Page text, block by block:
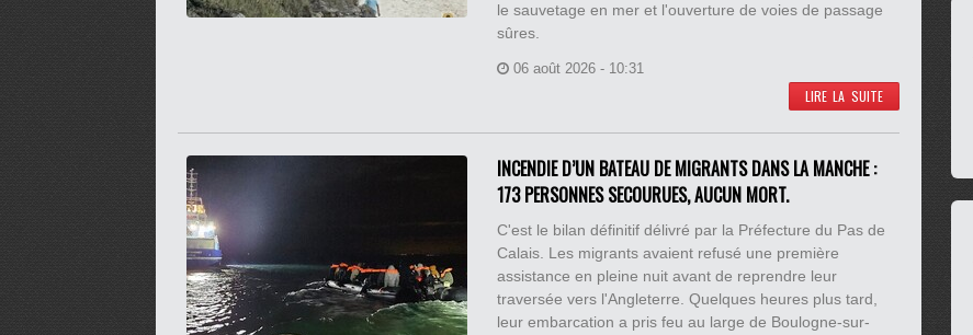
le sauvetage en mer et l'ouverture de voies de passage
sûres.
06 août 2026 - 10:31
LIRE LA SUITE
INCENDIE D’UN BATEAU DE MIGRANTS DANS LA MANCHE :
173 PERSONNES SECOURUES, AUCUN MORT.
C'est le bilan définitif délivré par la Préfecture du Pas de
Calais. Les migrants avaient refusé une première
assistance en pleine nuit avant de reprendre leur
traversée vers l'Angleterre. Quelques heures plus tard,
leur embarcation a pris feu au large de Boulogne-sur-